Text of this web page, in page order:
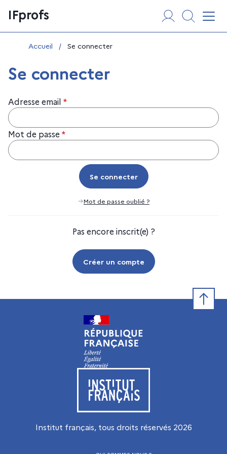
au
contenu
IFprofs
Vous êtes ici :
Accueil / Se connecter
Se connecter
Adresse email *
Mot de passe *
Se connecter
Se connecter
Mot de passe oublié ?
Pas encore inscrit(e) ?
Créer un compte
Visiter le site de l’Institut français
Institut français, tous droits réservés 2026